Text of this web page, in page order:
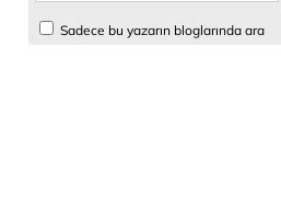
Sadece bu yazarın bloglarında ara